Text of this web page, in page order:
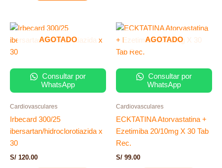
AGOTADO
Consultar por
WhatsApp
Cardiovasculares
Irbecard 300/25
ibersartan/hidroclorotiazida x
30
S/ 120.00
AGOTADO
Consultar por
WhatsApp
Cardiovasculares
ECKTATINA Atorvastatina +
Ezetimiba 20/10mg X 30 Tab
Rec.
S/ 99.00